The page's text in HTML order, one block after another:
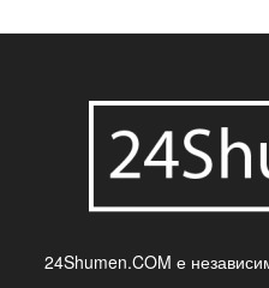
24Shumen.COM е